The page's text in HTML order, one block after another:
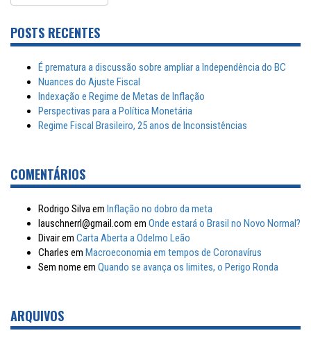
POSTS RECENTES
É prematura a discussão sobre ampliar a Independência do BC
Nuances do Ajuste Fiscal
Indexação e Regime de Metas de Inflação
Perspectivas para a Política Monetária
Regime Fiscal Brasileiro, 25 anos de Inconsistências
COMENTÁRIOS
Rodrigo Silvaem Inflação no dobro da meta
lauschnerrl@gmail.com em Onde estará o Brasil no Novo Normal?
Divairem Carta Aberta a Odelmo Leão
Charles em Macroeconomia em tempos de Coronavírus
Sem nome em Quando se avança os limites, o Perigo Ronda
ARQUIVOS